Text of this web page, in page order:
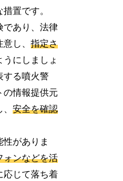
置です。
であり、法律
意し、指定さ
うにしましょ
する噴火警
の情報提供元
、安全を確認
性がありま
ォンなどを活
応じて落ち着